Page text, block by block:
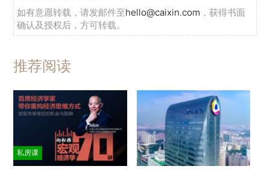
如有意愿转载，请发邮件至hello@caixin.com ，获得书面
确认及授权后，方可转载。
推荐阅读
私房课